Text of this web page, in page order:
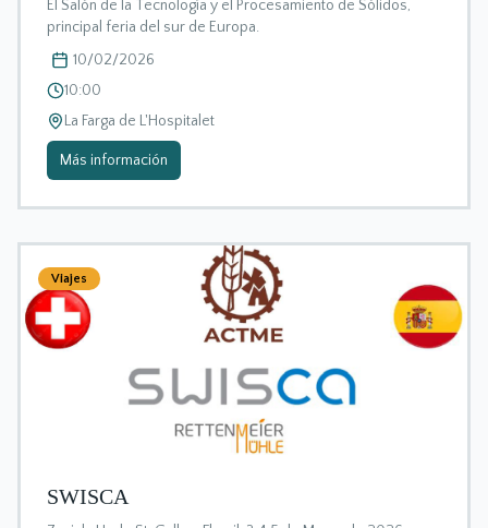
El Salón de la Tecnología y el Procesamiento de Sólidos,
principal feria del sur de Europa.
10/02/2026
10:00
La Farga de L'Hospitalet
Más información
Viajes
SWISCA